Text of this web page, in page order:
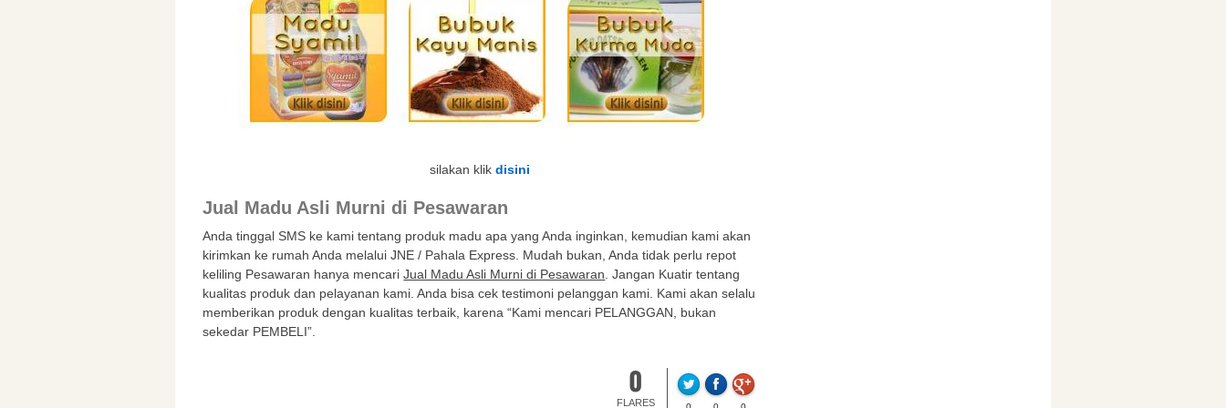
silakan klik disini
Jual Madu Asli Murni di Pesawaran
Anda tinggal SMS ke kami tentang produk madu apa yang Anda inginkan, kemudian kami akan
kirimkan ke rumah Anda melalui JNE / Pahala Express. Mudah bukan, Anda tidak perlu repot
keliling Pesawaran hanya mencariJual Madu Asli Murni di Pesawaran . Jangan Kuatir tentang
kualitas produk dan pelayanan kami. Anda bisa cek testimoni pelanggan kami. Kami akan selalu
memberikan produk dengan kualitas terbaik, karena “Kami mencari PELANGGAN, bukan
sekedar PEMBELI”.
0
FLARES